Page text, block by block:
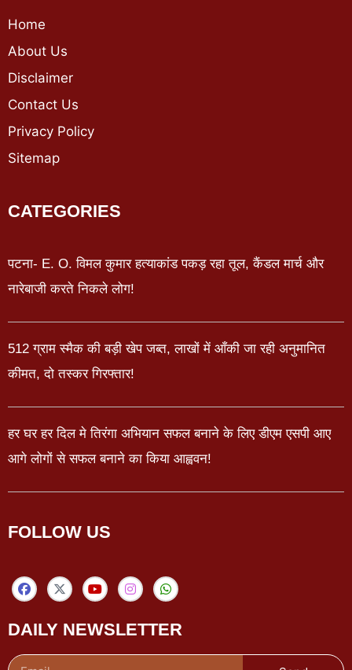
Home
About Us
Disclaimer
Contact Us
Privacy Policy
Sitemap
CATEGORIES
पटना- E. O. विमल कुमार हत्याकांड पकड़ रहा तूल, कैंडल मार्च और
नारेबाजी करते निकले लोग!
512 ग्राम स्मैक की बड़ी खेप जब्त, लाखों में आँकी जा रही अनुमानित
कीमत, दो तस्कर गिरफ्तार!
हर घर हर दिल मे तिरंगा अभियान सफल बनाने के लिए डीएम एसपी आए
आगे लोगों से सफल बनाने का किया आह्ववन!
FOLLOW US
DAILY NEWSLETTER